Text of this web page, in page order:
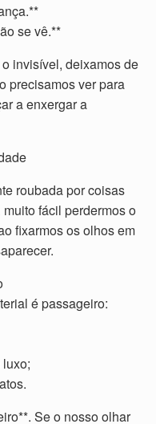
se vê.**
invisível, deixamos de
precisamos ver para
a enxergar a
roubada por coisas
fácil perdermos o
fixarmos os olhos em
é passageiro:
Se o nosso olhar